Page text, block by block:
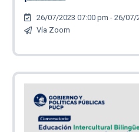
26/07/2023 07:00 pm - 26/07/
Vía Zoom